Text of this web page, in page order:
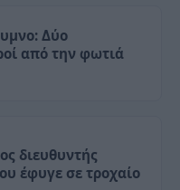
Δύο
από την φωτιά
διευθυντής
έφυγε σε τροχαίο